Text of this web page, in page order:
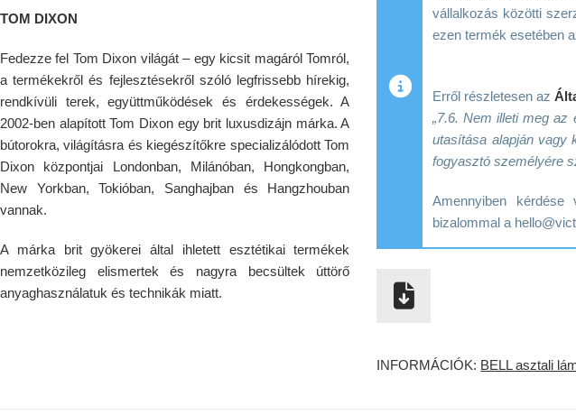
TOM DIXON
Fedezze fel Tom Dixon világát – egy kicsit magáról Tomról,
a termékekről és fejlesztésekről szóló legfrissebb hírekig,
rendkívüli terek, együttműködések és érdekességek. A
2002-ben alapított Tom Dixon egy brit luxusdizájn márka. A
bútorokra, világításra és kiegészítőkre specializálódott Tom
Dixon központjai Londonban, Milánóban, Hongkongban,
New Yorkban, Tokióban, Sanghajban és Hangzhouban
vannak.
A márka brit gyökerei által ihletett esztétikai termékek
nemzetközileg elismertek és nagyra becsültek úttörő
anyaghasználatuk és technikák miatt.
vállalkozás közötti
ezen termék esetében
Erről részletesen az
„7.6. Nem illeti meg az
utasítása alapján vagy
fogyasztó személyére
Amennyiben
bizalommal a
INFORMÁCIÓK: BELL asztali